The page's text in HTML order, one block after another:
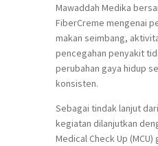
Mawaddah Medika
FiberCreme mengenai
makan seimbang,
pencegahan penyakit
perubahan gaya hidup
konsisten.
Sebagai tindak lanjut
kegiatan dilanjutkan
Medical Check Up